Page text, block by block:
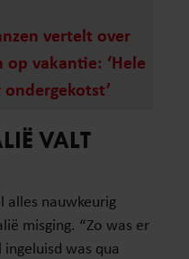
vertelt over
op vakantie: ‘Hele
VALT
alles nauwkeurig
misging. “Zo was er
was qua